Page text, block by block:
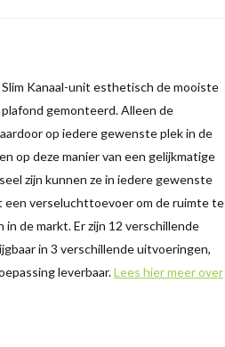
Kanaal-unit esthetisch de mooiste
gemonteerd. Alleen de
op iedere gewenste plek in de
op deze manier van een gelijkmatige
zijn kunnen ze in iedere gewenste
een verseluchttoevoer om de ruimte te
de markt. Er zijn 12 verschillende
in 3 verschillende uitvoeringen,
leverbaar.Lees hier meer over